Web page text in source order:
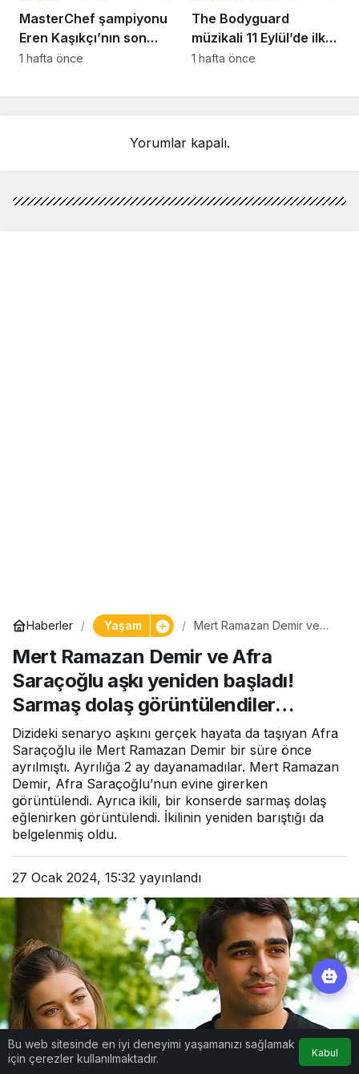
MasterChef şampiyonu
Eren Kaşıkçı’nın son
anlarındaki kahreden
1 hafta önce
The Bodyguard
müzikali 11 Eylül’de ilk
kez Türkiye’de
1 hafta önce
Yorumlar kapalı.
Haberler Yaşam
Mert Ramazan Demir ve
yeniden başladı! Sarmaş
dolaş görüntülendiler…
Mert Ramazan Demir ve Afra
Saraçoğlu aşkı yeniden başladı!
Sarmaş dolaş görüntülendiler…
Dizideki senaryo aşkını gerçek hayata da taşıyan Afra
Saraçoğlu ile Mert Ramazan Demir bir süre önce
ayrılmıştı. Ayrılığa 2 ay dayanamadılar. Mert Ramazan
Demir, Afra Saraçoğlu’nun evine girerken
görüntülendi. Ayrıca ikili, bir konserde sarmaş dolaş
eğlenirken görüntülendi. İkilinin yeniden barıştığı da
belgelenmiş oldu.
27 Ocak 2024, 15:32 yayınlandı
Bu web sitesinde en iyi deneyimi yaşamanızı sağlamak
için çerezler kullanılmaktadır.
Kabul